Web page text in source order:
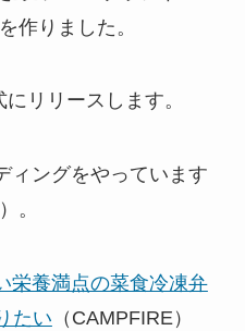
作りました。
リリースします。
ィングをやっています
。
栄養満点の菜食冷凍弁
たい （CAMPFIRE）